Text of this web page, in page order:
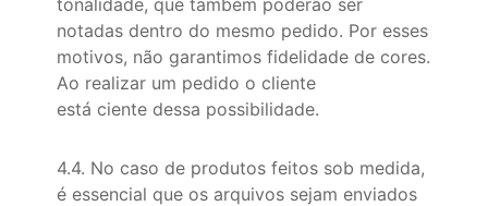
tonalidade, que também poderão ser
notadas dentro do mesmo pedido. Por esses
motivos, não garantimos fidelidade de cores.
Ao realizar um pedido o cliente
está ciente dessa possibilidade.
4.4. No caso de produtos feitos sob medida,
é essencial que os arquivos sejam enviados